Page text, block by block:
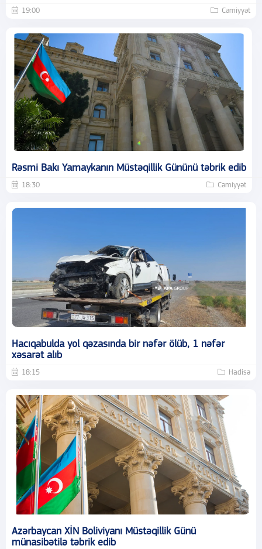
19:00 Cəmiyyət
Rəsmi Bakı Yamaykanın Müstəqillik Gününü təbrik edib
18:30 Cəmiyyət
Hacıqabulda yol qəzasında bir nəfər ölüb, 1 nəfər
xəsarət alıb
18:15 Hadisə
Azərbaycan XİN Boliviyanı Müstəqillik Günü
münasibətilə təbrik edib